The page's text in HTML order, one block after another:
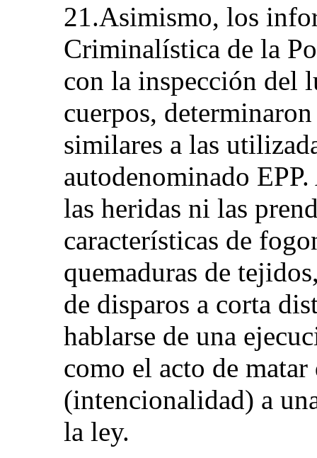
21.Asimismo, los
Criminalística de la
con la inspección del
cuerpos,
similares a las
autodenominado
las heridas ni las
características de
quemaduras de
de disparos a corta
hablarse de una
como el acto de
(intencionalidad) a
la ley.